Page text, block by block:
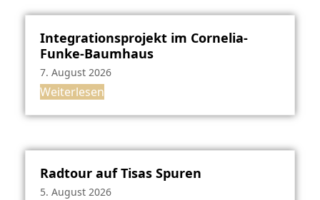
Integrationsprojekt im Cornelia-
Funke-Baumhaus
7. August 2026
Weiterlesen
Radtour auf Tisas Spuren
5. August 2026